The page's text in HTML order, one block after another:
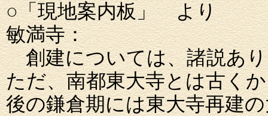
○「現地案内板」 より
敏満寺：
創建については、諸説あり
ただ、南都東大寺とは古く
後の鎌倉期には東大寺再建